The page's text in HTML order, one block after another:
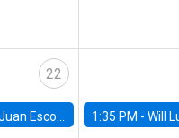
22
Escobar, Universidad de Chile 1:35 PM - Will Lu, Banco